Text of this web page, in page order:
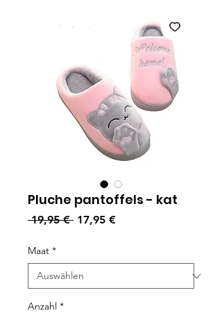
Pluche pantoffels - kat
19,95 € Standardpreis
17,95 €Sale-Preis
Maat *
Anzahl *